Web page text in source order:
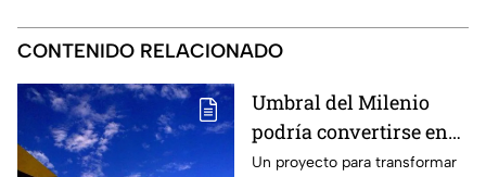
CONTENIDO RELACIONADO
Umbral del Milenio
podría convertirse en
un nuevo espacio
Un proyecto para transformar